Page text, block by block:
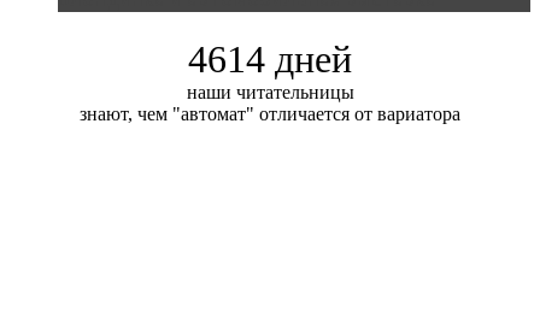
4614 дней
наши читательницы
знают, чем "автомат" отличается от вариатора